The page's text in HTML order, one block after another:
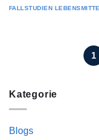
Kategorie
Blogs
FALLSTUDIEN
1